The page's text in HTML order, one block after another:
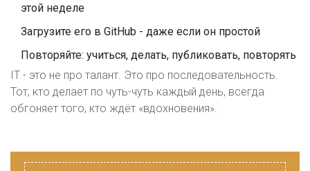
этой неделе
Загрузите его в GitHub - даже если он простой
Повторяйте: учиться, делать, публиковать, повторять
IT - это не про талант. Это про последовательность.
Тот, кто делает по чуть-чуть каждый день, всегда
обгоняет того, кто ждёт «вдохновения».